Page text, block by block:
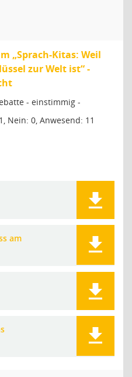
„Sprach-Kitas: Weil
zur Welt ist“ -
- einstimmig -
Nein: 0, Anwesend: 11
am